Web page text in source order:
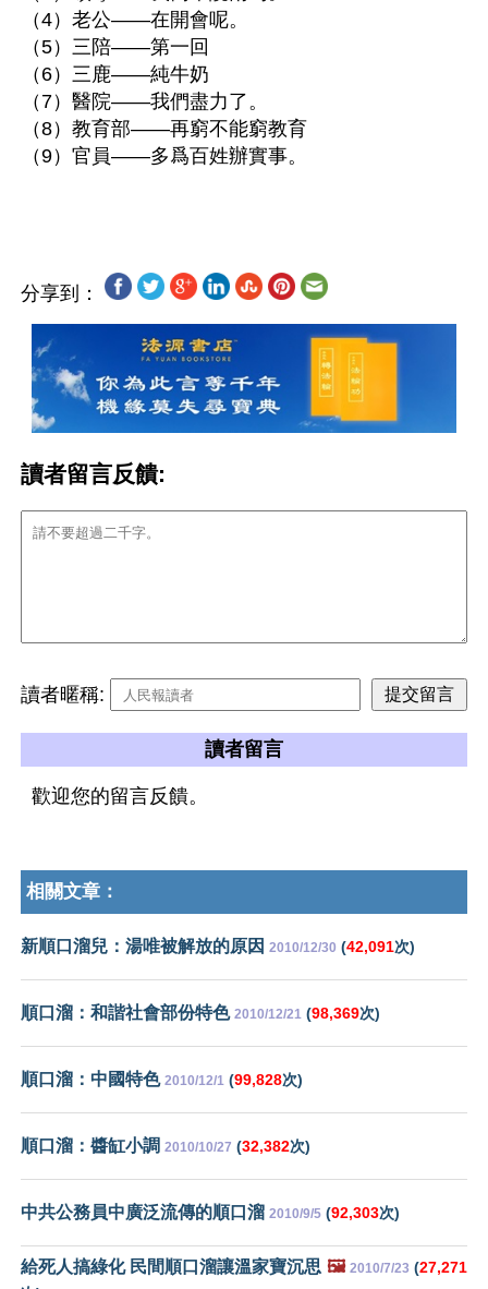
（4）老公——在開會呢。
（5）三陪——第一回
（6）三鹿——純牛奶
（7）醫院——我們盡力了。
（8）教育部——再窮不能窮教育
（9）官員——多爲百姓辦實事。
分享到：
讀者留言反饋:
讀者暱稱:
讀者留言
歡迎您的留言反饋。
相關文章：
新順口溜兒：湯唯被解放的原因 2010/12/30 (42,091次)
順口溜：和諧社會部份特色 2010/12/21 (98,369次)
順口溜：中國特色 2010/12/1 (99,828次)
順口溜：醬缸小調 2010/10/27 (32,382次)
中共公務員中廣泛流傳的順口溜 2010/9/5 (92,303次)
給死人搞綠化 民間順口溜讓溫家寶沉思 🖼️ 2010/7/23 (27,271